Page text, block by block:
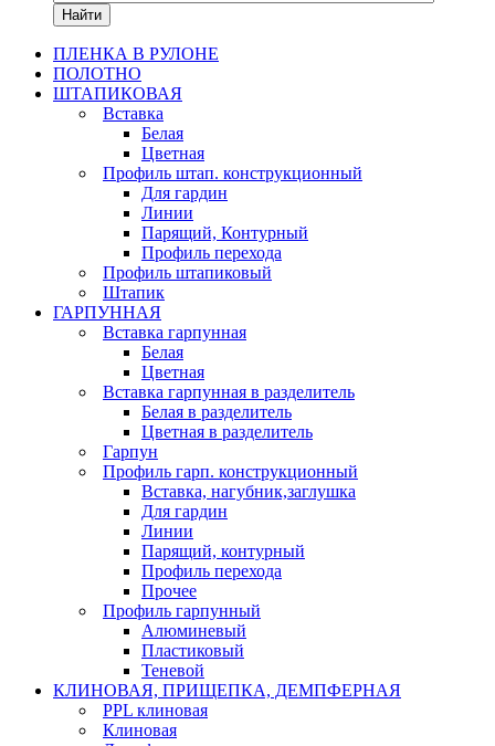
Найти
ПЛЕНКА В РУЛОНЕ
ПОЛОТНО
ШТАПИКОВАЯ
Вставка
Белая
Цветная
Профиль штап. конструкционный
Для гардин
Линии
Парящий, Контурный
Профиль перехода
Профиль штапиковый
Штапик
ГАРПУННАЯ
Вставка гарпунная
Белая
Цветная
Вставка гарпунная в разделитель
Белая в разделитель
Цветная в разделитель
Гарпун
Профиль гарп. конструкционный
Вставка, нагубник,заглушка
Для гардин
Линии
Парящий, контурный
Профиль перехода
Прочее
Профиль гарпунный
Алюминевый
Пластиковый
Теневой
КЛИНОВАЯ, ПРИЩЕПКА, ДЕМПФЕРНАЯ
PPL клиновая
Клиновая